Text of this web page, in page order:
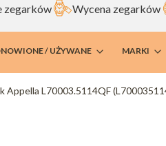
zegarków Wycena zegarków
/ UŻYWANE MARKI
Appella L70003.5114QF